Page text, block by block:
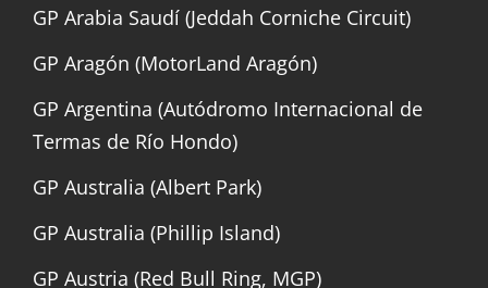
GP Arabia Saudí (Jeddah Corniche Circuit)
GP Aragón (MotorLand Aragón)
GP Argentina (Autódromo Internacional de
Termas de Río Hondo)
GP Australia (Albert Park)
GP Australia (Phillip Island)
GP Austria (Red Bull Ring, MGP)